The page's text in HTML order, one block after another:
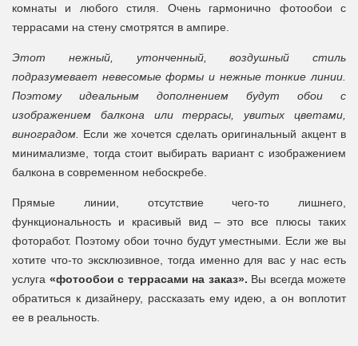
комнаты и любого стиля. Очень гармонично фотообои с
террасами на стену смотрятся в ампире.
Этот нежный, утонченный, воздушный стиль
подразумевает невесомые формы и нежные тонкие линии.
Поэтому идеальным дополнением будут обои с
изображением балкона или террасы, увитых цветами,
виноградом.
Если же хочется сделать оригинальный акцент в
минимализме, тогда стоит выбирать вариант с изображением
балкона в современном небоскребе.
Прямые линии, отсутствие чего-то лишнего,
функциональность и красивый вид – это все плюсы таких
фоторабот. Поэтому обои точно будут уместными. Если же вы
хотите что-то эксклюзивное, тогда именно для вас у нас есть
услуга «фотообои с террасами на заказ». Вы всегда можете
обратиться к дизайнеру, рассказать ему идею, а он воплотит
ее в реальность.